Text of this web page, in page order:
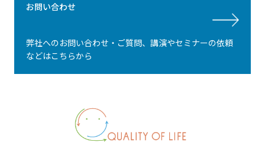
お問い合わせ
弊社へのお問い合わせ・ご質問、講演やセミナーの依頼
などはこちらから